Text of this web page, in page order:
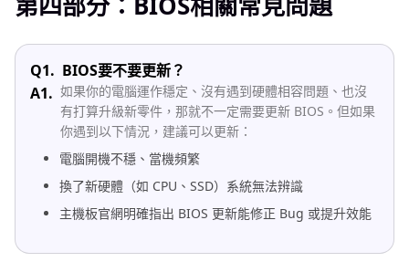
Q1. BIOS要不要更新？
A1. 如果你的電腦運作穩定、沒有遇到硬體相容問題、也沒
有打算升級新零件，那就不一定需要更新 BIOS。但如果
你遇到以下情況，建議可以更新：
電腦開機不穩、當機頻繁
換了新硬體（如 CPU、SSD）系統無法辨識
主機板官網明確指出 BIOS 更新能修正 Bug 或提升效能